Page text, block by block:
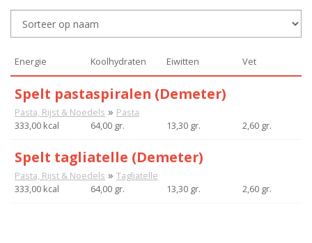
Energie Koolhydraten Eiwitten Vet
Spelt pastaspiralen (Demeter)
Pasta, Rijst & Noedels » Pasta
333,00 kcal
64,00 gr. 13,30 gr. 2,60 gr.
Spelt tagliatelle (Demeter)
Pasta, Rijst & Noedels » Tagliatelle
333,00 kcal
64,00 gr. 13,30 gr. 2,60 gr.